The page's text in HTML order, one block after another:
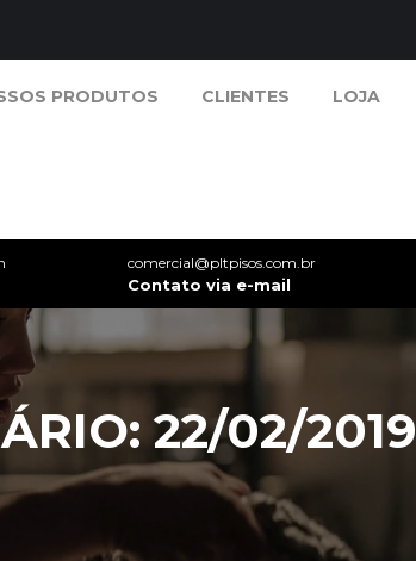
PRODUTOS CLIENTES LOJA
comercial@pltpisos.com.br
Contato via e-mail
22/02/2019